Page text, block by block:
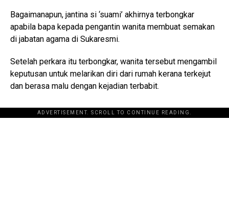
Bagaimanapun, jantina si ‘suami’ akhirnya terbongkar
apabila bapa kepada pengantin wanita membuat semakan
di jabatan agama di Sukaresmi.
Setelah perkara itu terbongkar, wanita tersebut mengambil
keputusan untuk melarikan diri dari rumah kerana terkejut
dan berasa malu dengan kejadian terbabit.
ADVERTISEMENT. SCROLL TO CONTINUE READING.